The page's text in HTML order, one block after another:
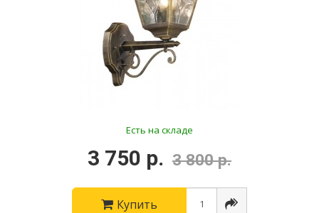
Есть на складе
3 750 р. 3 800 р.
Купить